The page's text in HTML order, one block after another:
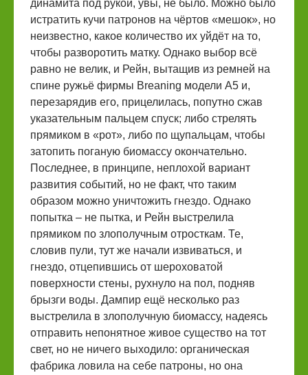
динамита под рукой, увы, не было. Можно было
истратить кучи патронов на чёртов «мешок», но
неизвестно, какое количество их уйдёт на то,
чтобы разворотить матку. Однако выбор всё
равно не велик, и Рейн, вытащив из ремней на
спине ружьё фирмы Breaning модели A5 и,
перезарядив его, прицелилась, попутно сжав
указательным пальцем спуск; либо стрелять
прямиком в «рот», либо по щупальцам, чтобы
затопить поганую биомассу окончательно.
Последнее, в принципе, неплохой вариант
развития событий, но не факт, что таким
образом можно уничтожить гнездо. Однако
попытка – не пытка, и Рейн выстрелила
прямиком по злополучным отросткам. Те,
словив пули, тут же начали извиваться, и
гнездо, отцепившись от шероховатой
поверхности стены, рухнуло на пол, подняв
брызги воды. Дампир ещё несколько раз
выстрелила в злополучную биомассу, надеясь
отправить непонятное живое существо на тот
свет, но не ничего выходило: органическая
фабрика ловила на себе патроны, но она